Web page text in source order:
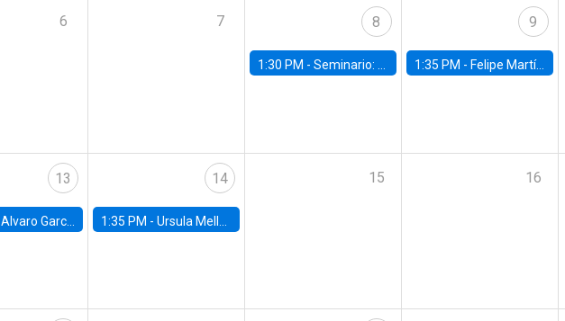
6 7 8
1:30 PM -Seminario: “Recuperando la humanidad para progresar en la era de la IA»
9
1:35 PM - Felipe Martínez, alumno Doctorado en Economía UC
13
Alvaro Garcia-Marin, Universidad de Los Andes
14
1:35 PM -Ursula Mello, Insper - Institute of Education and Research
15 16